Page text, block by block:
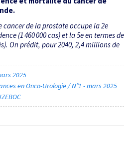
cancer de la prostate occupe la 2e
(1 460 000 cas) et la 5e en termes de
On prédit, pour 2040, 2,4 ­millions de
2025
en Onco-Urologie / N°1 - mars 2025